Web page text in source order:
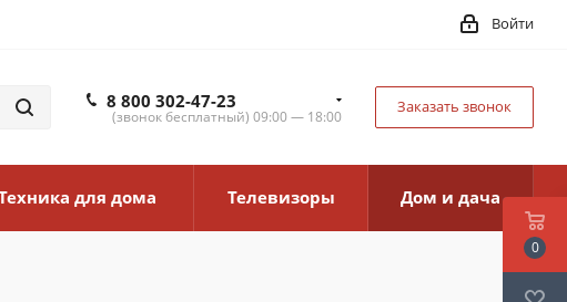
Войти
8 800 302-47-23
(звонок бесплатный) 09:00 — 18:00
Заказать звонок
для дома Телевизоры Дом и дача
0